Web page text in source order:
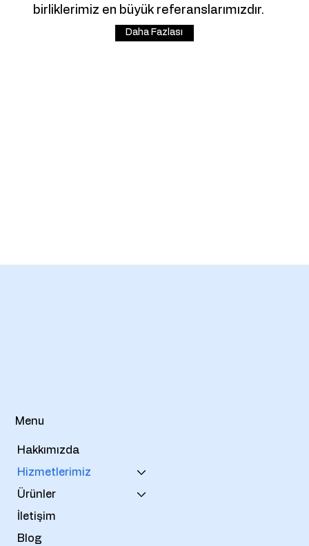
birliklerimiz en büyük referanslarımızdır.
Daha Fazlası
Menu
Hakkımızda
Hizmetlerimiz
Ürünler
İletişim
Blog